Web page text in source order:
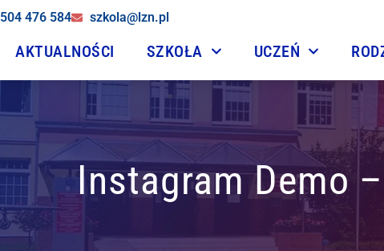
504 476 584 szkola@lzn.pl
AKTUALNOŚCI SZKOŁA UCZEŃ
Instagram Demo